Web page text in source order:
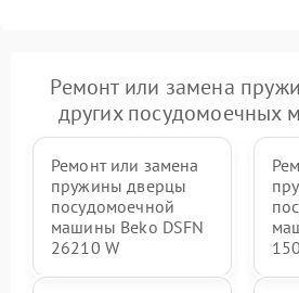
Ремонт или замена
других посудомоечных
Ремонт или замена
пружины дверцы
посудомоечной
машины Beko DSFN
26210 W